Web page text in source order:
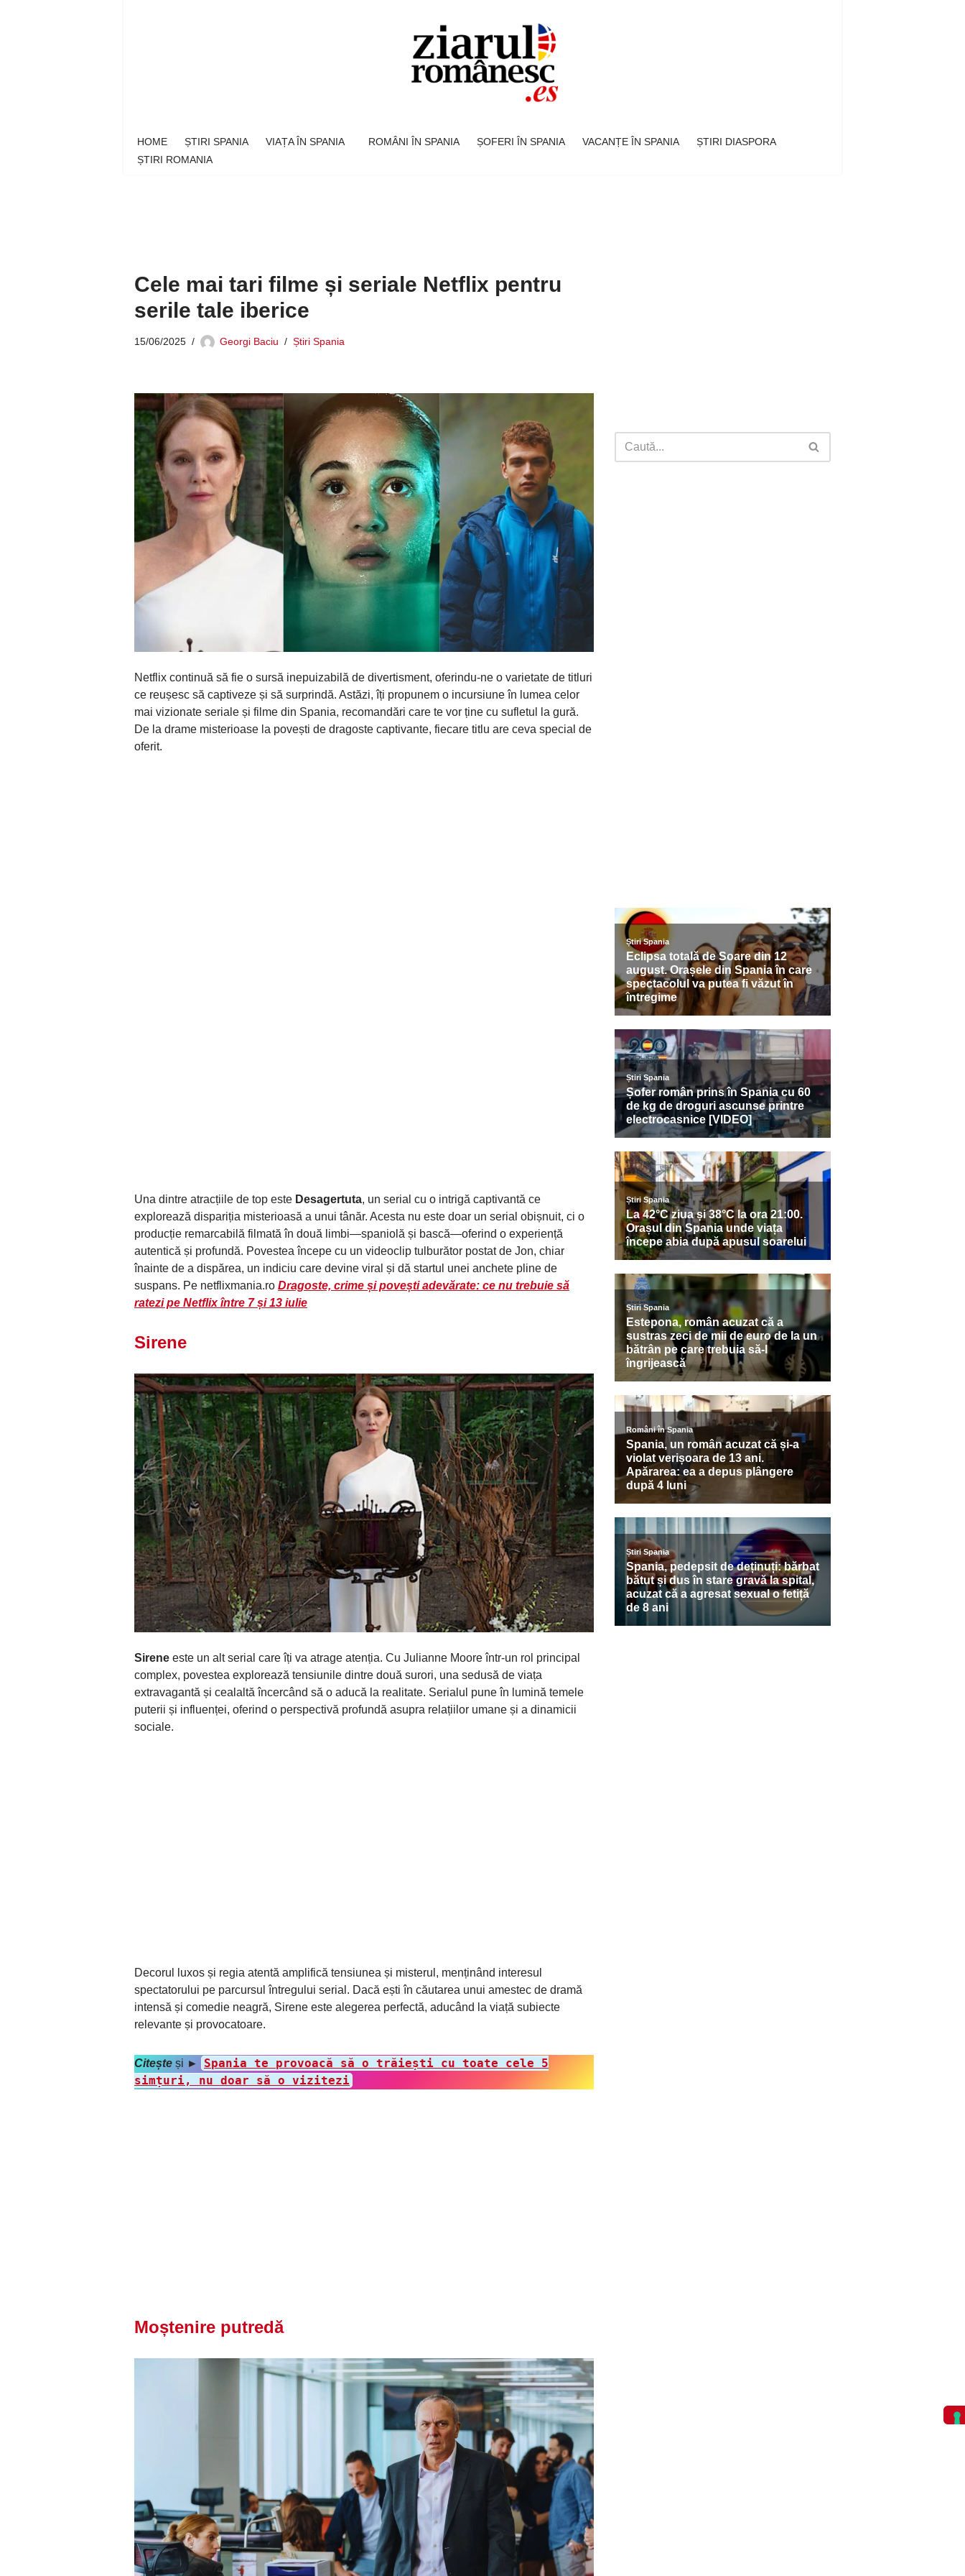
HOME ȘTIRI SPANIA VIAȚA ÎN SPANIA ROMÂNI ÎN SPANIA ȘOFERI ÎN SPANIA VACANȚE ÎN SPANIA
ȘTIRI DIASPORA
ȘTIRI ROMANIA
Cele mai tari filme și seriale Netflix pentru
serile tale iberice
15/06/2025 Georgi Baciu Știri Spania
Netflix continuă să fie o sursă inepuizabilă de divertisment, oferindu-ne o varietate de titluri
ce reușesc să captiveze și să surprindă. Astăzi, îți propunem o incursiune în lumea celor
mai vizionate seriale și filme din Spania, recomandări care te vor ține cu sufletul la gură.
De la drame misterioase la povești de dragoste captivante, fiecare titlu are ceva special de
oferit.
Una dintre atracțiile de top este Desagertuta, un serial cu o intrigă captivantă ce
explorează dispariția misterioasă a unui tânăr. Acesta nu este doar un serial obișnuit, ci o
producție remarcabilă filmată în două limbi—spaniolă și bască—oferind o experiență
autentică și profundă. Povestea începe cu un videoclip tulburător postat de Jon, chiar
înainte de a dispărea, un indiciu care devine viral și dă startul unei anchete pline de
suspans. Pe netflixmania.ro Dragoste, crime și povești adevărate: ce nu trebuie să
ratezi pe Netflix între 7 și 13 iulie
Sirene
Sirene este un alt serial care îți va atrage atenția. Cu Julianne Moore într-un rol principal
complex, povestea explorează tensiunile dintre două surori, una sedusă de viața
extravagantă și cealaltă încercând să o aducă la realitate. Serialul pune în lumină temele
puterii și influenței, oferind o perspectivă profundă asupra relațiilor umane și a dinamicii
sociale.
Decorul luxos și regia atentă amplifică tensiunea și misterul, menținând interesul
spectatorului pe parcursul întregului serial. Dacă ești în căutarea unui amestec de dramă
intensă și comedie neagră, Sirene este alegerea perfectă, aducând la viață subiecte
relevante și provocatoare.
Citește și ►
Spania te provoacă să o trăiești cu toate cele 5
simțuri, nu doar să o vizitezi
Moștenire putredă